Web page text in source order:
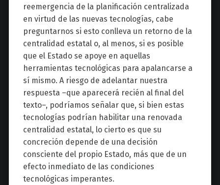
reemergencia de la planificación centralizada
en virtud de las nuevas tecnologías, cabe
preguntarnos si esto conlleva un retorno de la
centralidad estatal o, al menos, si es posible
que el Estado se apoye en aquellas
herramientas tecnológicas para apalancarse a
sí mismo. A riesgo de adelantar nuestra
respuesta –que aparecerá recién al final del
texto–, podríamos señalar que, si bien estas
tecnologías podrían habilitar una renovada
centralidad estatal, lo cierto es que su
concreción depende de una decisión
consciente del propio Estado, más que de un
efecto inmediato de las condiciones
tecnológicas imperantes.